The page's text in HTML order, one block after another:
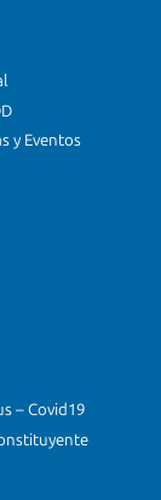
y Eventos
– Covid19